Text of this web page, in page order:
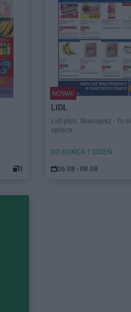
3
NOWA!
LIDL
Lidl plus. Skanujesz - To
opłaca
DO KOŃCA 1 DZIEŃ
06.08 - 08.08